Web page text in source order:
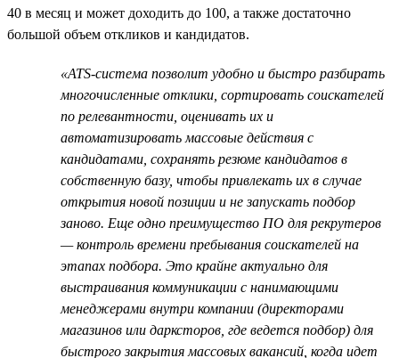
40 в месяц и может доходить до 100, а также достаточно
большой объем откликов и кандидатов.
«ATS-система позволит удобно и быстро разбирать
многочисленные отклики, сортировать соискателей
по релевантности, оценивать их и
автоматизировать массовые действия с
кандидатами, сохранять резюме кандидатов в
собственную базу, чтобы привлекать их в случае
открытия новой позиции и не запускать подбор
заново. Еще одно преимущество ПО для рекрутеров
— контроль времени пребывания соискателей на
этапах подбора. Это крайне актуально для
выстраивания коммуникации с нанимающими
менеджерами внутри компании (директорами
магазинов или дарксторов, где ведется подбор) для
быстрого закрытия массовых вакансий, когда идет